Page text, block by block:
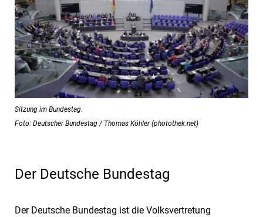
Sitzung im Bundestag.
Foto: Deutscher Bundestag / Thomas Köhler (photothek.net)
Der Deutsche Bundestag
Der Deutsche Bundestag ist die Volksvertretung